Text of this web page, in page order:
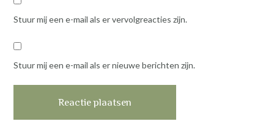
Stuur mij een e-mail als er vervolgreacties zijn.
Stuur mij een e-mail als er nieuwe berichten zijn.